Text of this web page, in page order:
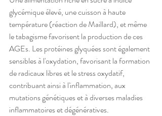
glycémique élevé, une cuisson à haute
température (réaction de Maillard), et même
le tabagisme favorisent la production de ces
AGEs. Les protéines glyquées sont également
sensibles à l'oxydation, favorisant la formation
de radicaux libres et le stress oxydatif,
contribuant ainsi à l'inflammation, aux
mutations génétiques et à diverses maladies
inflammatoires et dégénératives.